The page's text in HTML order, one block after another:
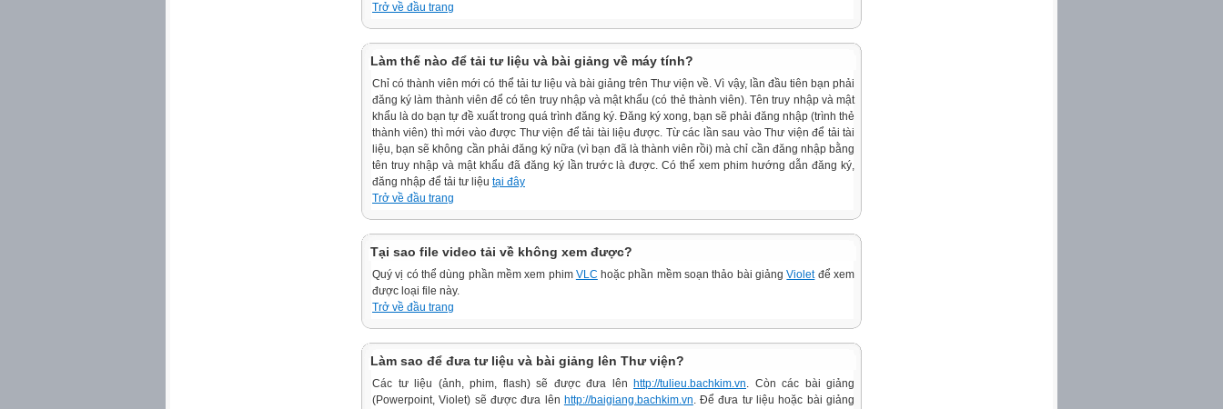
Trở về đầu trang
Làm thế nào để tải tư liệu và bài giảng về máy tính?
Chỉ có thành viên mới có thể tải tư liệu và bài giảng trên Thư viện về. Vì vậy, lần đầu tiên bạn phải
đăng ký làm thành viên để có tên truy nhập và mật khẩu (có thẻ thành viên). Tên truy nhập và mật
khẩu là do bạn tự đề xuất trong quá trình đăng ký. Đăng ký xong, bạn sẽ phải đăng nhập (trình thẻ
thành viên) thì mới vào được Thư viện để tải tài liệu được. Từ các lần sau vào Thư viện để tải tài
liệu, bạn sẽ không cần phải đăng ký nữa (vì bạn đã là thành viên rồi) mà chỉ cần đăng nhập bằng
tên truy nhập và mật khẩu đã đăng ký lần trước là được. Có thể xem phim hướng dẫn đăng ký,
đăng nhập để tải tư liệu tại đây
Trở về đầu trang
Tại sao file video tải về không xem được?
Quý vị có thể dùng phần mềm xem phim VLC hoặc phần mềm soạn thảo bài giảngVioletđể xem
được loại file này.
Trở về đầu trang
Làm sao để đưa tư liệu và bài giảng lên Thư viện?
Các tư liệu (ảnh, phim, flash) sẽ được đưa lên http://tulieu.bachkim.vn. Còn các bài giảng
(Powerpoint, Violet) sẽ được đưa lên http://baigiang.bachkim.vn. Để đưa tư liệu hoặc bài giảng